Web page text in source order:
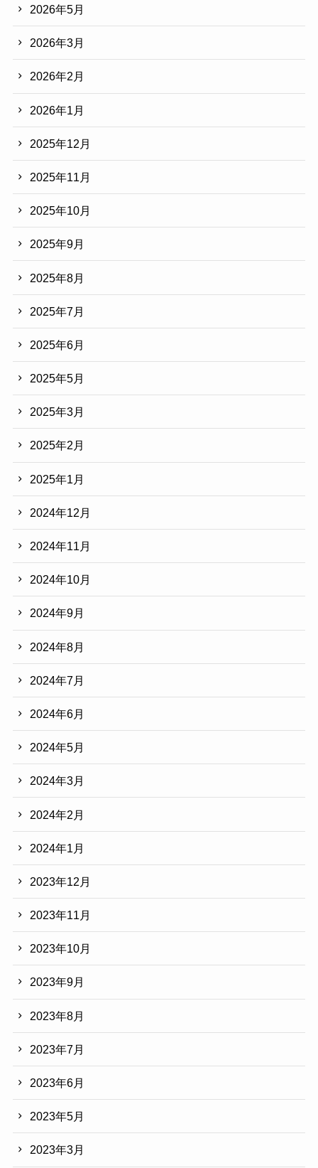
2026年5月
2026年3月
2026年2月
2026年1月
2025年12月
2025年11月
2025年10月
2025年9月
2025年8月
2025年7月
2025年6月
2025年5月
2025年3月
2025年2月
2025年1月
2024年12月
2024年11月
2024年10月
2024年9月
2024年8月
2024年7月
2024年6月
2024年5月
2024年3月
2024年2月
2024年1月
2023年12月
2023年11月
2023年10月
2023年9月
2023年8月
2023年7月
2023年6月
2023年5月
2023年3月